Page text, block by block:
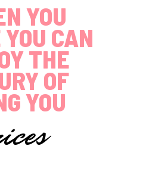
YOU
CAN
THE
OF
YOU